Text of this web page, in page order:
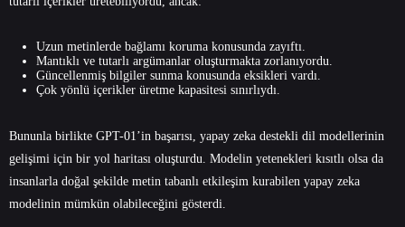
Uzun metinlerde bağlamı koruma konusunda zayıftı.
Mantıklı ve tutarlı argümanlar oluşturmakta zorlanıyordu.
Güncellenmiş bilgiler sunma konusunda eksikleri vardı.
Çok yönlü içerikler üretme kapasitesi sınırlıydı.
Bununla birlikte GPT-01’in başarısı, yapay zeka destekli dil modellerinin
gelişimi için bir yol haritası oluşturdu. Modelin yetenekleri kısıtlı olsa da
insanlarla doğal şekilde metin tabanlı etkileşim kurabilen yapay zeka
modelinin mümkün olabileceğini gösterdi.